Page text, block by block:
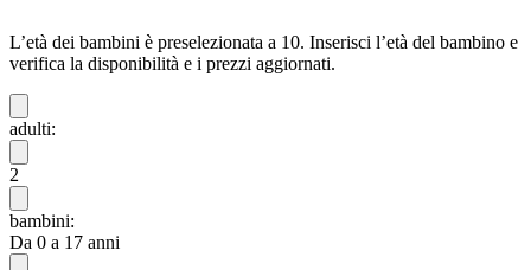
L’età dei bambini è preselezionata a 10. Inserisci l’età del bambino e
verifica la disponibilità e i prezzi aggiornati.
adulti:
2
bambini:
Da 0 a 17 anni